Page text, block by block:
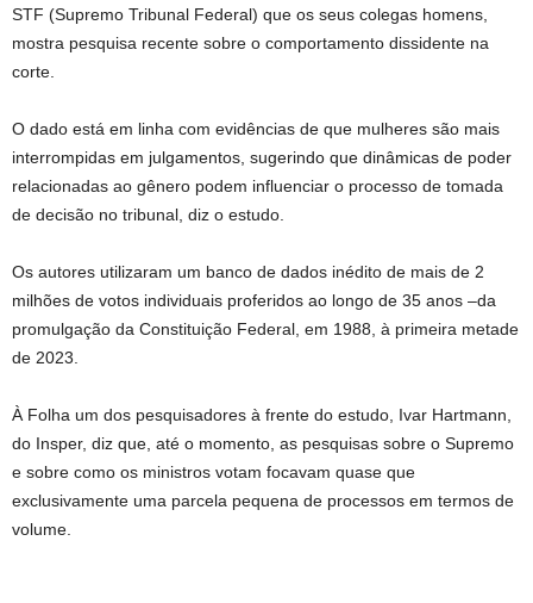
STF (Supremo Tribunal Federal) que os seus colegas homens,
mostra pesquisa recente sobre o comportamento dissidente na
corte.
O dado está em linha com evidências de que mulheres são mais
interrompidas em julgamentos, sugerindo que dinâmicas de poder
relacionadas ao gênero podem influenciar o processo de tomada
de decisão no tribunal, diz o estudo.
Os autores utilizaram um banco de dados inédito de mais de 2
milhões de votos individuais proferidos ao longo de 35 anos –da
promulgação da Constituição Federal, em 1988, à primeira metade
de 2023.
À Folha um dos pesquisadores à frente do estudo, Ivar Hartmann,
do Insper, diz que, até o momento, as pesquisas sobre o Supremo
e sobre como os ministros votam focavam quase que
exclusivamente uma parcela pequena de processos em termos de
volume.